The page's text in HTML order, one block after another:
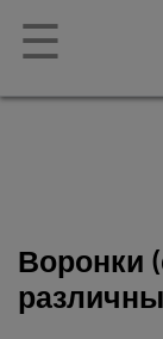
☰
Воронки